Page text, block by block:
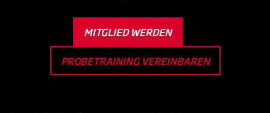
MITGLIED WERDEN
PROBETRAINING VEREINBAREN